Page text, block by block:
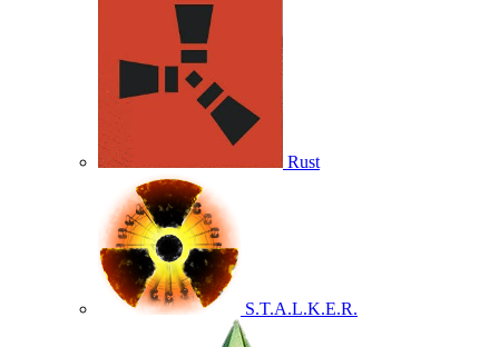
Rust
S.T.A.L.K.E.R.